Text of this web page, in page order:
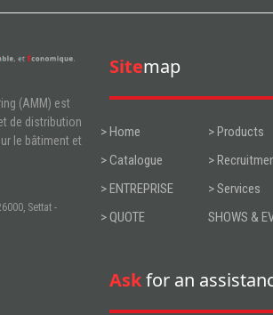
(AMM) est
de distribution
le bâtiment et
Settat -
Sitemap
> Home
> Products
> Catalogue
>
> ENTREPRISE
> Services
> QUOTE
SHOWS &
Askfor an